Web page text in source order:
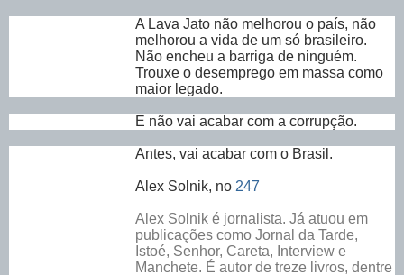
A Lava Jato não melhorou o país, não
melhorou a vida de um só brasileiro.
Não encheu a barriga de ninguém.
Trouxe o desemprego em massa como
maior legado.
E não vai acabar com a corrupção.
Antes, vai acabar com o Brasil.
Alex Solnik, no 247
Alex Solnik é jornalista. Já atuou em
publicações como Jornal da Tarde,
Istoé, Senhor, Careta, Interview e
Manchete. É autor de treze livros, dentre